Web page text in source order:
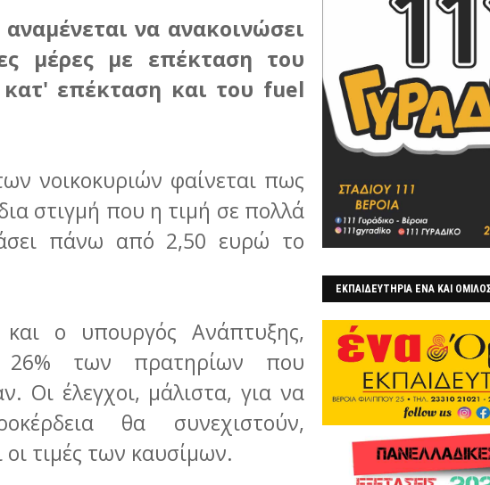
να ανακοινώσει
μέρες με επέκταση του
επέκταση και του fuel
νοικοκυριών φαίνεται πως
στιγμή που η τιμή σε πολλά
πάνω από 2,50 ευρώ το
ο υπουργός Ανάπτυξης,
των πρατηρίων που
Οι έλεγχοι, μάλιστα, για να
θα συνεχιστούν,
τιμές των καυσίμων.
ΕΚΠΑΙΔΕΥΤΗΡΙΑ ΕΝΑ ΚΑΙ